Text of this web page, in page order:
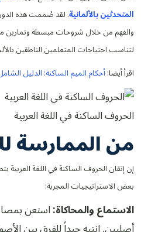
المتحدثين بالألمانية. لقد صُممت هذه
والفهم من خلال شروحات مبسطة وتمارين
لتناسب احتياجات المتعلمين الناطقين
اقرأ أيضا:أحكام الميم الساكنة: الدليل الشامل
الحروف الساكنة في اللغة العربية
من الممارسة
إن إتقان الحروف الساكنة في اللغة العربية
بعض الاستراتيجيات المجربة:
الاستماع والمحاكاة:استعن